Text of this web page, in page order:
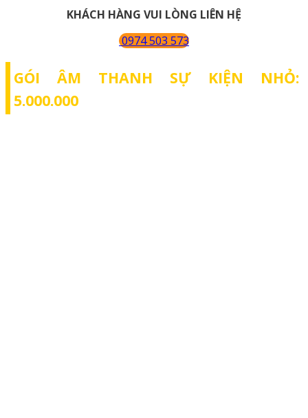
KHÁCH HÀNG VUI LÒNG LIÊN HỆ
0974 503 573
GÓI ÂM THANH SỰ KIỆN NHỎ:
5.000.000